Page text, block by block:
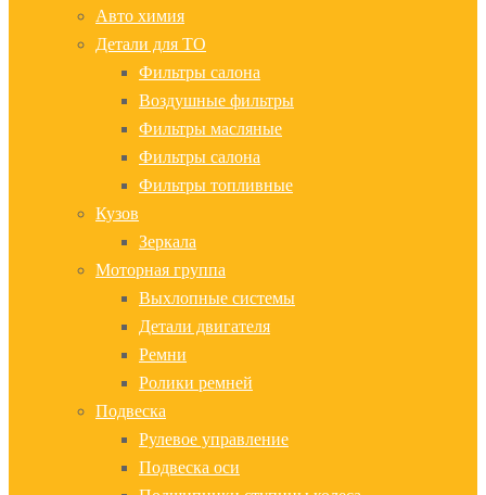
Авто химия
Детали для ТО
Фильтры салона
Воздушные фильтры
Фильтры масляные
Фильтры салона
Фильтры топливные
Кузов
Зеркала
Моторная группа
Выхлопные системы
Детали двигателя
Ремни
Ролики ремней
Подвеска
Рулевое управление
Подвеска оси